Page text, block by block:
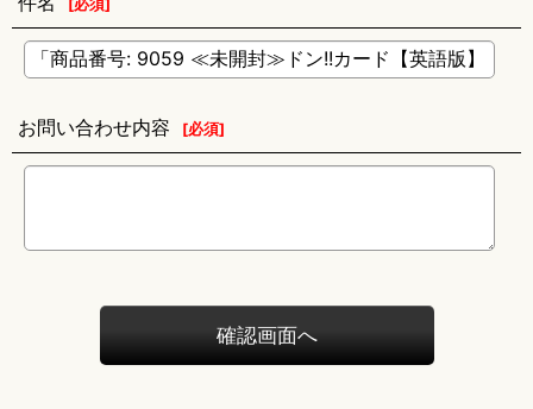
[必須]
お問い合わせ内容 [必須]
確認画面へ